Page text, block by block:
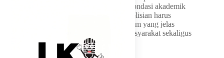
para pakar agar revisi UU Polri memiliki fondasi akademik
yang kuat. Dia mengatakan reformasi kepolisian harus
dibangun berdasarkan prinsip-prinsip hukum yang jelas
sehingga mampu menjawab kebutuhan masyarakat sekaligus
memperkuat profesionalisme institusi Polri.